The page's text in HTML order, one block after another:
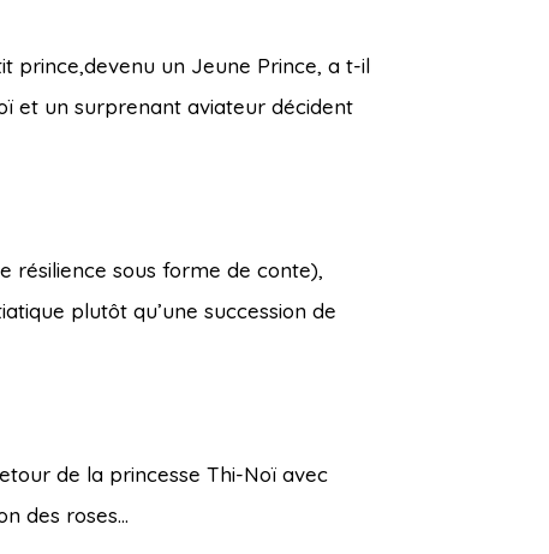
prince,devenu un Jeune Prince, a t-il
et un surprenant aviateur décident
résilience sous forme de conte),
plutôt qu’une succession de
de la princesse Thi-Noï avec
des roses…